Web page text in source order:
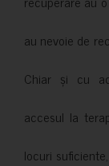
au nevoie de
Chiar și cu
accesul la
locuri